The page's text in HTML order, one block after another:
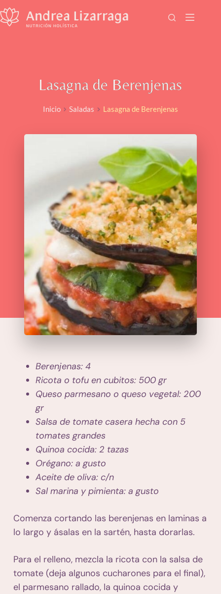
al
contenido
Lasagna de Berenjenas
Inicio Saladas Lasagna de Berenjenas
Berenjenas: 4
Ricota o tofu en cubitos: 500 gr
Queso parmesano o queso vegetal: 200
gr
Salsa de tomate casera hecha con 5
tomates grandes
Quinoa cocida: 2 tazas
Orégano: a gusto
Aceite de oliva: c/n
Sal marina y pimienta: a gusto
Comenza cortando las berenjenas en laminas a
lo largo y ásalas en la sartén, hasta dorarlas.
Para el relleno, mezcla la ricota con la salsa de
tomate (deja algunos cucharones para el final),
el parmesano rallado, la quinoa cocida y